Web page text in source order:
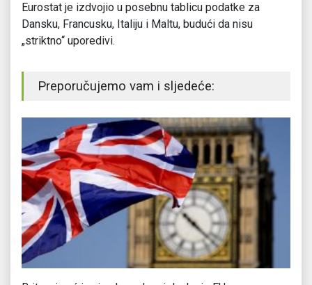
Eurostat je izdvojio u posebnu tablicu podatke za
Dansku, Francusku, Italiju i Maltu, budući da nisu
„striktno“ uporedivi.
Preporučujemo vam i sljedeće: